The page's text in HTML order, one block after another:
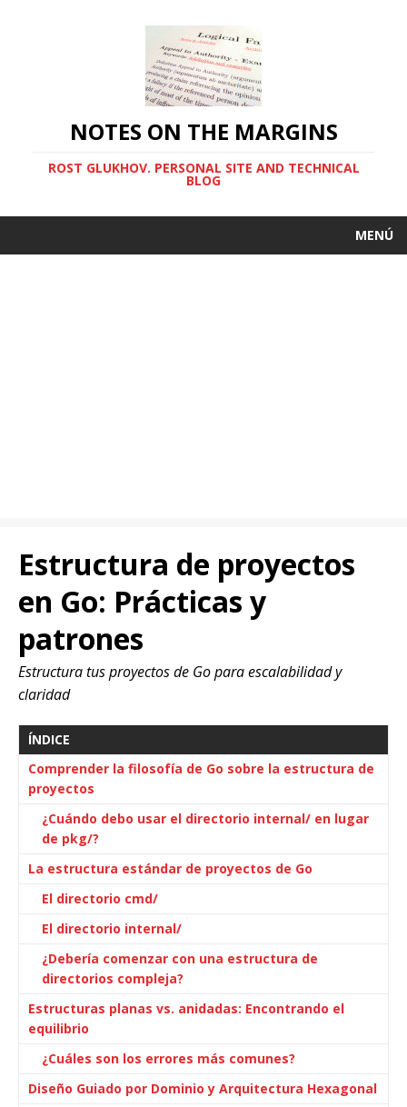
NOTES ON THE MARGINS
ROST GLUKHOV. PERSONAL SITE AND TECHNICAL
BLOG
MENÚ
Estructura de proyectos
en Go: Prácticas y
patrones
Estructura tus proyectos de Go para escalabilidad y
claridad
ÍNDICE
Comprender la filosofía de Go sobre la estructura de
proyectos
¿Cuándo debo usar el directorio internal/ en lugar
de pkg/?
La estructura estándar de proyectos de Go
El directorio cmd/
El directorio internal/
¿Debería comenzar con una estructura de
directorios compleja?
Estructuras planas vs. anidadas: Encontrando el
equilibrio
¿Cuáles son los errores más comunes?
Diseño Guiado por Dominio y Arquitectura Hexagonal